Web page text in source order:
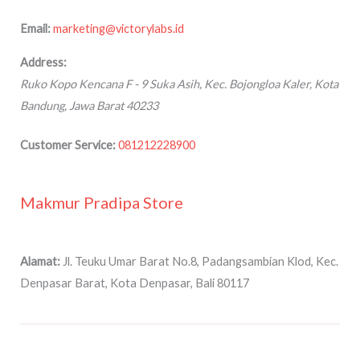
Email:marketing@victorylabs.id
Address:
Ruko Kopo Kencana F - 9 Suka Asih, Kec. Bojongloa Kaler, Kota
Bandung, Jawa Barat 40233
Customer Service:081212228900
Makmur Pradipa Store
Alamat: Jl. Teuku Umar Barat No.8, Padangsambian Klod, Kec.
Denpasar Barat, Kota Denpasar, Bali 80117